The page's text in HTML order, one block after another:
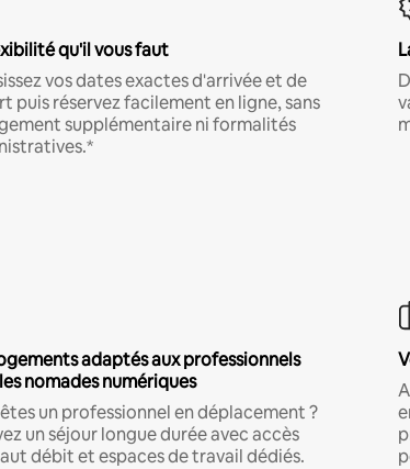
qu'il vous faut
vos dates exactes d'arrivée et de
puis réservez facilement en ligne, sans
supplémentaire ni formalités
adaptés aux professionnels
nomades numériques
un professionnel en déplacement ?
un séjour longue durée avec accès
débit et espaces de travail dédiés.